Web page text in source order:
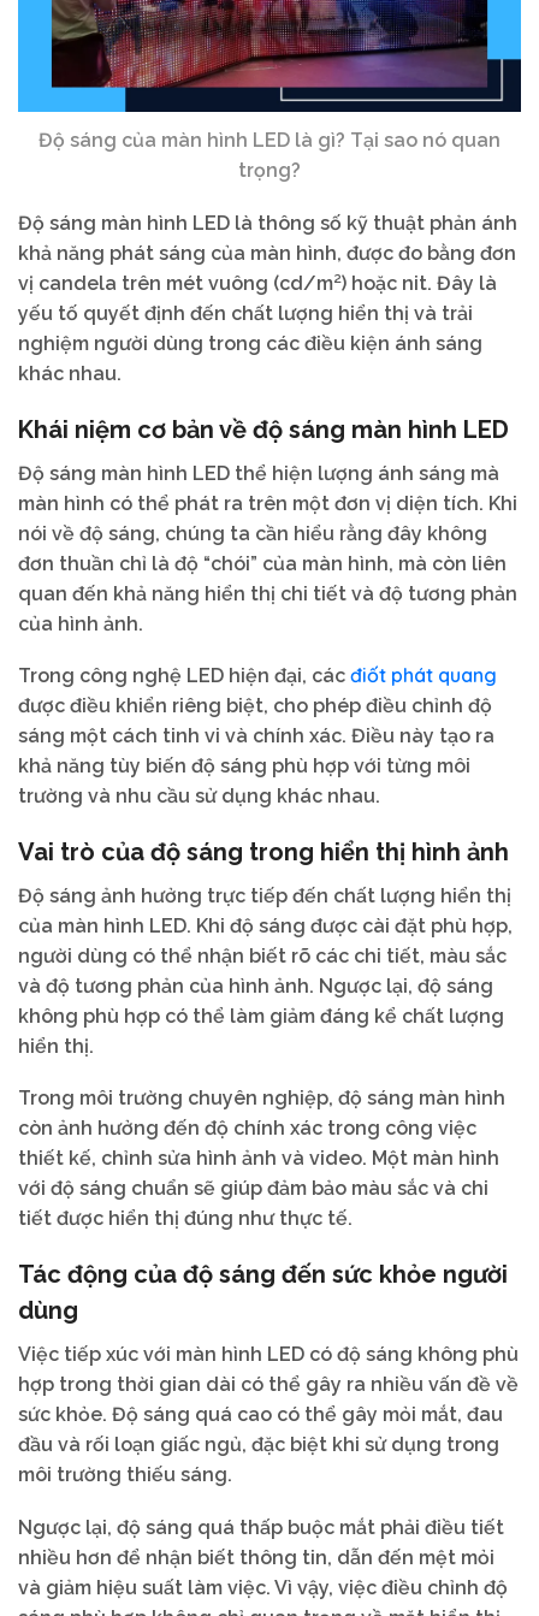
Độ sáng của màn hình LED là gì? Tại sao nó quan
trọng?
Độ sáng màn hình LED là thông số kỹ thuật phản ánh
khả năng phát sáng của màn hình, được đo bằng đơn
vị candela trên mét vuông (cd/m²) hoặc nit. Đây là
yếu tố quyết định đến chất lượng hiển thị và trải
nghiệm người dùng trong các điều kiện ánh sáng
khác nhau.
Khái niệm cơ bản về độ sáng màn hình LED
Độ sáng màn hình LED thể hiện lượng ánh sáng mà
màn hình có thể phát ra trên một đơn vị diện tích. Khi
nói về độ sáng, chúng ta cần hiểu rằng đây không
đơn thuần chỉ là độ “chói” của màn hình, mà còn liên
quan đến khả năng hiển thị chi tiết và độ tương phản
của hình ảnh.
Trong công nghệ LED hiện đại, các điốt phát quang
được điều khiển riêng biệt, cho phép điều chỉnh độ
sáng một cách tinh vi và chính xác. Điều này tạo ra
khả năng tùy biến độ sáng phù hợp với từng môi
trường và nhu cầu sử dụng khác nhau.
Vai trò của độ sáng trong hiển thị hình ảnh
Độ sáng ảnh hưởng trực tiếp đến chất lượng hiển thị
của màn hình LED. Khi độ sáng được cài đặt phù hợp,
người dùng có thể nhận biết rõ các chi tiết, màu sắc
và độ tương phản của hình ảnh. Ngược lại, độ sáng
không phù hợp có thể làm giảm đáng kể chất lượng
hiển thị.
Trong môi trường chuyên nghiệp, độ sáng màn hình
còn ảnh hưởng đến độ chính xác trong công việc
thiết kế, chỉnh sửa hình ảnh và video. Một màn hình
với độ sáng chuẩn sẽ giúp đảm bảo màu sắc và chi
tiết được hiển thị đúng như thực tế.
Tác động của độ sáng đến sức khỏe người
dùng
Việc tiếp xúc với màn hình LED có độ sáng không phù
hợp trong thời gian dài có thể gây ra nhiều vấn đề về
sức khỏe. Độ sáng quá cao có thể gây mỏi mắt, đau
đầu và rối loạn giấc ngủ, đặc biệt khi sử dụng trong
môi trường thiếu sáng.
Ngược lại, độ sáng quá thấp buộc mắt phải điều tiết
nhiều hơn để nhận biết thông tin, dẫn đến mệt mỏi
và giảm hiệu suất làm việc. Vì vậy, việc điều chỉnh độ